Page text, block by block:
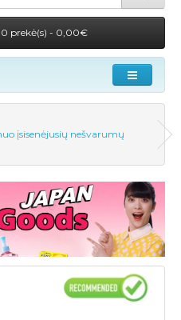
0 prekė(s) - 0,00€
įsisenėjusių nešvarumų